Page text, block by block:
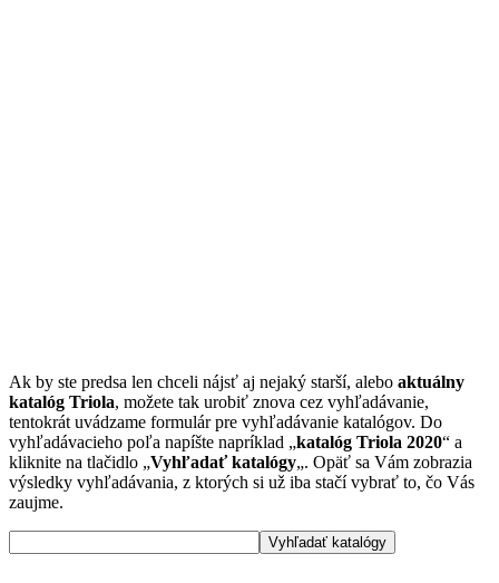
Ak by ste predsa len chceli nájsť aj nejaký starší, alebo aktuálny
katalóg Triola, možete tak urobiť znova cez vyhľadávanie,
tentokrát uvádzame formulár pre vyhľadávanie katalógov. Do
vyhľadávacieho poľa napíšte napríklad „katalóg Triola 2020“ a
kliknite na tlačidlo „Vyhľadať katalógy„. Opäť sa Vám zobrazia
výsledky vyhľadávania, z ktorých si už iba stačí vybrať to, čo Vás
zaujme.